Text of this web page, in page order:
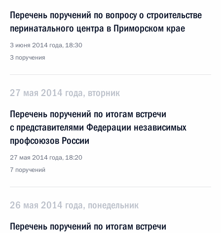
Перечень поручений по вопросу о строительстве
перинатального центра в Приморском крае
3 июня 2014 года, 18:30
3 поручения
27 мая 2014 года, вторник
Перечень поручений по итогам встречи
с представителями Федерации независимых
профсоюзов России
27 мая 2014 года, 18:20
7 поручений
26 мая 2014 года, понедельник
Перечень поручений по итогам встречи